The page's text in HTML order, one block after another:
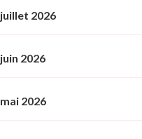
juillet 2026
juin 2026
mai 2026